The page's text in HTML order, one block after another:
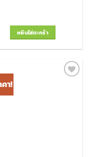
หยิบใส่ตะกร้า
า!